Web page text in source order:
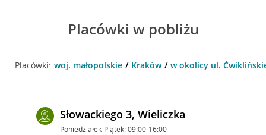
Placówki w pobliżu
Placówki: woj. małopolskie Kraków w okolicy ul.
Słowackiego 3, Wieliczka
Poniedziałek-Piątek: 09:00-16:00